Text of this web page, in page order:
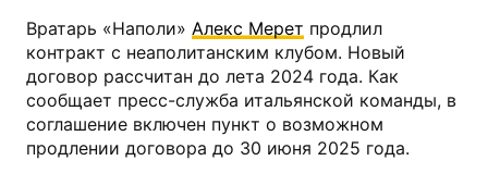
Вратарь «Наполи» Алекс Мерет продлил
контракт с неаполитанским клубом. Новый
договор рассчитан до лета 2024 года. Как
сообщает пресс-служба итальянской команды, в
соглашение включен пункт о возможном
продлении договора до 30 июня 2025 года.